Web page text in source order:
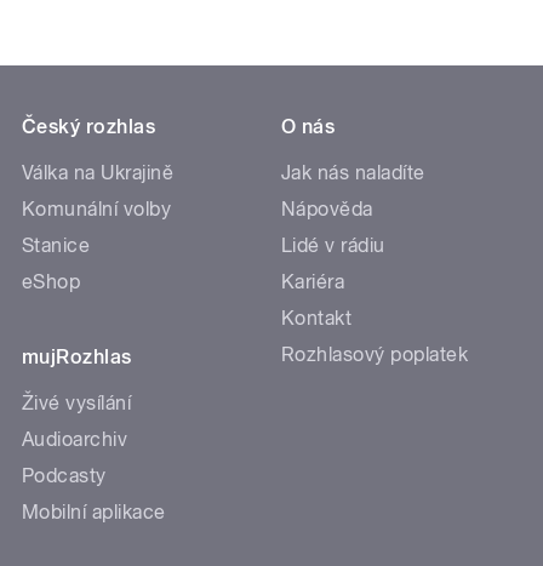
Český rozhlas
Válka na Ukrajině
Komunální volby
Stanice
eShop
mujRozhlas
Živé vysílání
Audioarchiv
Podcasty
Mobilní aplikace
O nás
Jak nás naladíte
Nápověda
Lidé v rádiu
Kariéra
Kontakt
Rozhlasový poplatek